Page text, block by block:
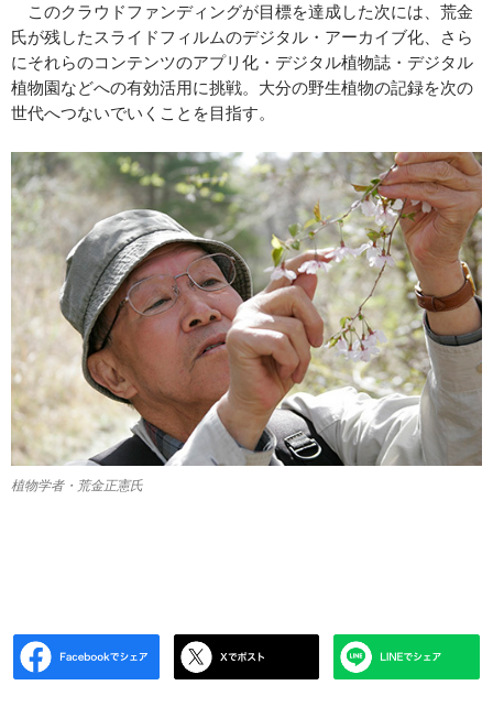
このクラウドファンディングが目標を達成した次には、荒金
氏が残したスライドフィルムのデジタル・アーカイブ化、さら
にそれらのコンテンツのアプリ化・デジタル植物誌・デジタル
植物園などへの有効活用に挑戦。大分の野生植物の記録を次の
世代へつないでいくことを目指す。
植物学者・荒金正憲氏